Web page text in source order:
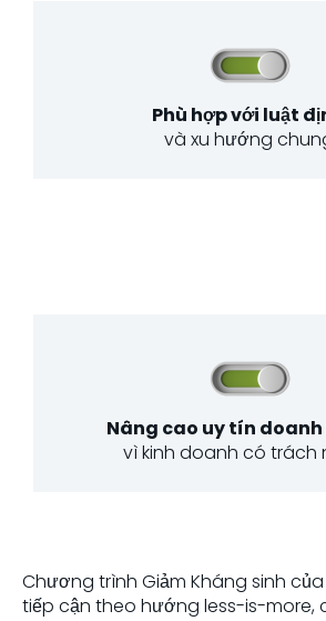
Phù hợp với luật
và xu hướng
Nâng cao uy tín
vì kinh doanh có trách
Chương trình Giảm Kháng sinh
tiếp cận theo hướng less-is-more,